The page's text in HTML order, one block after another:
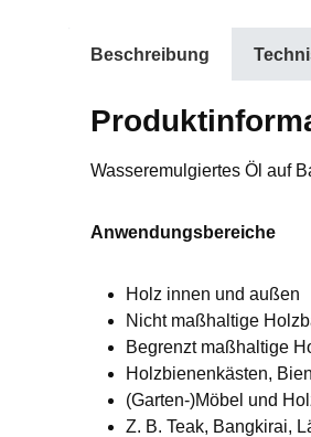
Beschreibung
Wasseremulgiertes Öl auf
Anwendungsbereiche
Holz innen und außen
Nicht maßhaltige
Begrenzt maßhaltige
Holzbienenkästen,
(Garten-)Möbel und
Z. B. Teak, Bangkirai,